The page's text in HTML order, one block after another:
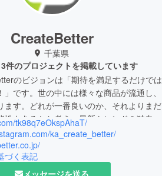
CreateBetter
千葉県
件のプロジェクトを掲載しています
のビジョンは「期待を満足するだけでは
」です。世の中には様々な商品が流通し、
ます。どれが一番良いのか、それよりまだ
もあるかと考え、最新トレンド＆独自技
発想商品を次々と広げて行きますので、こ
どうぞよろしくお願い申し上げます。
tk98q7eOkspAhaT/
ka_create_better/
づく表記
メッセージを送る